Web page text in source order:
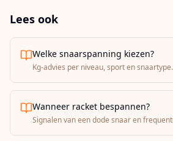
Lees ook
Welke snaarspanning kiezen?
Kg-advies per niveau, sport en snaartype.
Wanneer racket bespannen?
Signalen van een dode snaar en